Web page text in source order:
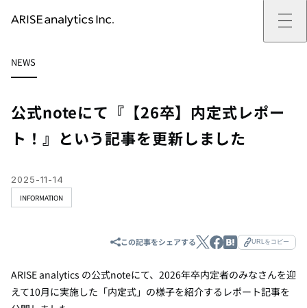
ARISE analyticsとはトップ
ミッション・バリュー
働きがいのある会社づくり
サービス
提供サービストップ
カスタマーサポート改革
ドローン・ビジネス活用
データ・AI人材育成支援
実績
データドリブン改革の推進支援
新規事業の立ち上げ支援
データ分析基盤の構築・活用支援
企業情報
企業情報トップ
会社概要
CEOメッセージ
お問い合わせ
ニュース
ニューストップ
インフォメーション
イベント
技術情報
技術情報トップ
PAPER
OTHERS
採用
新卒採用
中途採用
社員インタビュー
NEWS
公式noteにて『【26卒】内定式レポー
ト！』という記事を更新しました
INFORMATION
2025-11-14
この記事をシェアする URLをコピー
ARISE analytics の公式noteにて、2026年卒内定者のみなさんを迎
えて10月に実施した「内定式」の様子を紹介するレポート記事を